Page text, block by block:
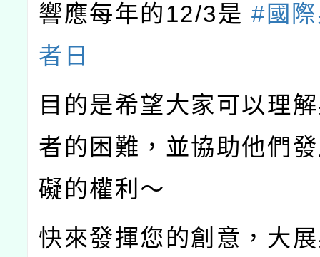
響應每年的12/3是#國
者日
目的是希望大家可以理
者的困難，並協助他們
礙的權利～
快來發揮您的創意，大